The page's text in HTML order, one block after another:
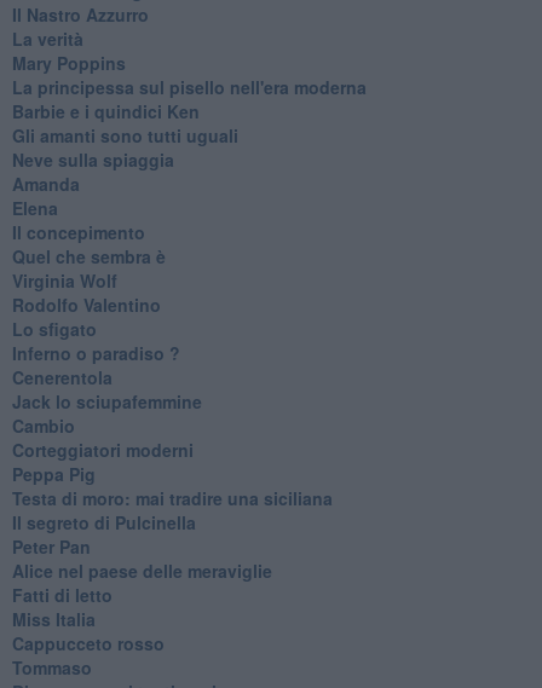
​Il Nastro Azzurro
La verità
Mary Poppins
La principessa sul pisello nell'era moderna
Barbie e i quindici Ken
Gli amanti sono tutti uguali
Neve sulla spiaggia
Amanda
Elena
Il concepimento
Quel che sembra è
Virginia Wolf
Rodolfo Valentino
Lo sfigato
Inferno o paradiso ?
Cenerentola
Jack lo sciupafemmine
Cambio
Corteggiatori moderni
Peppa Pig
Testa di moro: mai tradire una siciliana
Il segreto di Pulcinella
Peter Pan
Alice nel paese delle meraviglie
Fatti di letto
Miss Italia
Cappucceto rosso
Tommaso